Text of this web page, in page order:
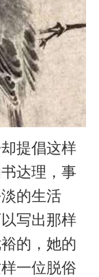
提倡这样
达理，事
的生活
写出那样
的，她的
一位脱俗